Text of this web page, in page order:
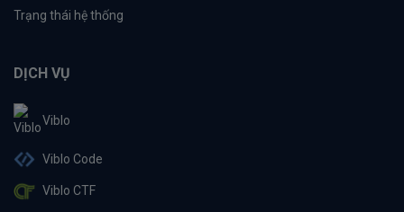
Trạng thái hệ thống
DỊCH VỤ
Viblo
Viblo Code
Viblo CTF